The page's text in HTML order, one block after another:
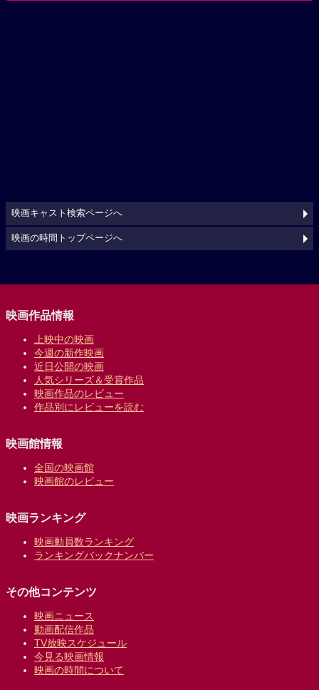
映画キャスト検索ページへ
映画の時間トップページへ
映画作品情報
上映中の映画
今週の新作映画
近日公開の映画
人気シリーズ＆受賞作品
映画作品のレビュー
作品別にレビューを読む
映画館情報
全国の映画館
映画館のレビュー
映画ランキング
映画動員数ランキング
ランキングバックナンバー
その他コンテンツ
映画ニュース
動画配信作品
TV放映スケジュール
今見る映画情報
映画の時間について